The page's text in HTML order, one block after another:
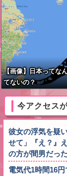
【画像】日本ってな
てないの？
今アクセス
彼女の浮気を疑
せて」『え？』
の方が間男だっ
電気代1時間16